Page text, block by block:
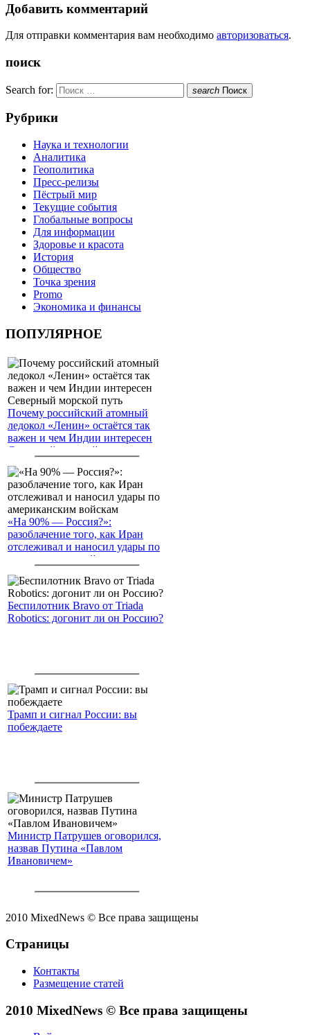
Добавить комментарий
Для отправки комментария вам необходимо авторизоваться.
поиск
Search for: search Поиск
Рубрики
Наука и технологии
Аналитика
Геополитика
Пресс-релизы
Пёстрый мир
Текущие события
Глобальные вопросы
Для информации
Здоровье и красота
История
Общество
Точка зрения
Promo
Экономика и финансы
ПОПУЛЯРНОЕ
Почему российский атомный
ледокол «Ленин» остаётся так
важен и чем Индии интересен
Северный морской путь
«На 90% — Россия?»:
разоблачение того, как Иран
отслеживал и наносил удары по
американским войскам
Беспилотник Bravo от Triada
Robotics: догонит ли он Россию?
Трамп и сигнал России: вы
побеждаете
Министр Патрушев оговорился,
назвав Путина «Павлом
Ивановичем»
2010 MixedNews © Все права защищены
Страницы
Контакты
Размещение статей
2010 MixedNews © Все права защищены